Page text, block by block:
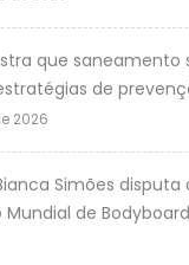
que saneamento
de
2026
Simões
de